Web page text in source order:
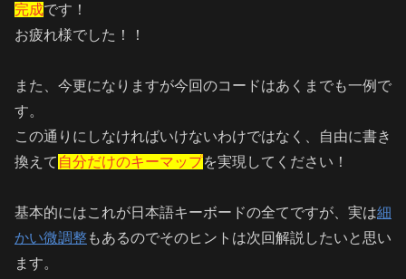
完成です！
お疲れ様でした！！
また、今更になりますが今回のコードはあくまでも一例で
す。
この通りにしなければいけないわけではなく、自由に書き
換えて 自分だけのキーマップを実現してください！
基本的にはこれが日本語キーボードの全てですが、実は細
かい微調整もあるのでそのヒントは次回解説したいと思い
ます。